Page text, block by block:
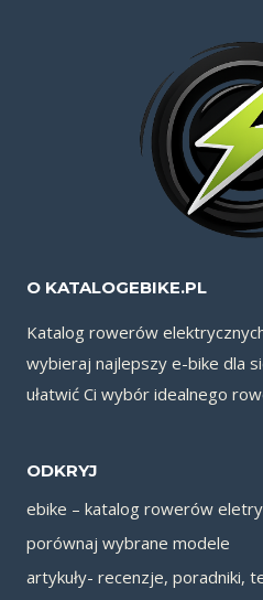
O KATALOGEBIKE.PL
Katalog rowerów
wybieraj najlepszy e-bike dla
ułatwić Ci wybór idealnego
ODKRYJ
ebike – katalog rowerów
porównaj wybrane modele
artykuły- recenzje, poradniki,